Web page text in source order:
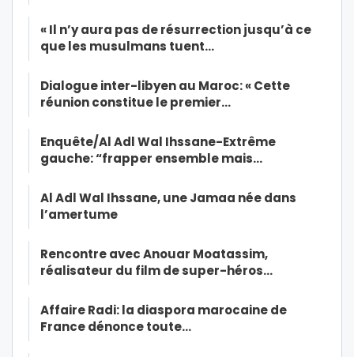
« Il n’y aura pas de résurrection jusqu’à ce
que les musulmans tuent…
Dialogue inter-libyen au Maroc: « Cette
réunion constitue le premier…
Enquête/Al Adl Wal Ihssane-Extrême
gauche: “frapper ensemble mais…
Al Adl Wal Ihssane, une Jamaa née dans
l’amertume
Rencontre avec Anouar Moatassim,
réalisateur du film de super-héros…
Affaire Radi: la diaspora marocaine de
France dénonce toute…